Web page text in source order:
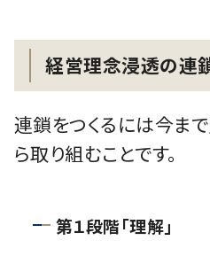
経営理念浸透の連
連鎖をつくるには今ま
ら取り組むことです。
第１段階「理解」